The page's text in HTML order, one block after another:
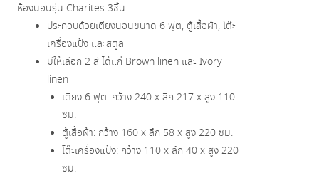
ห้องนอนรุ่น Charites 3ชิ้น
ประกอบด้วยเตียงนอนขนาด 6 ฟุต, ตู้เสื้อผ้า, โต๊ะ
เครื่องแป้ง และสตูล
มีให้เลือก 2 สี ได้แก่ Brown linen และ Ivory
linen
เตียง 6 ฟุต: กว้าง 240 x ลึก 217 x สูง 110
ซม.
ตู้เสื้อผ้า: กว้าง 160 x ลึก 58 x สูง 220 ซม.
โต๊ะเครื่องแป้ง: กว้าง 110 x ลึก 40 x สูง 220
ซม.